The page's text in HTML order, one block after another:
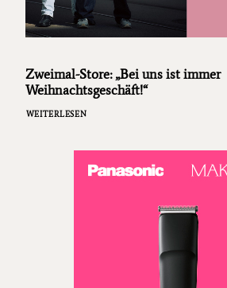
Zweimal-Store: „Bei uns ist immer
Weihnachtsgeschäft!“
WEITERLESEN